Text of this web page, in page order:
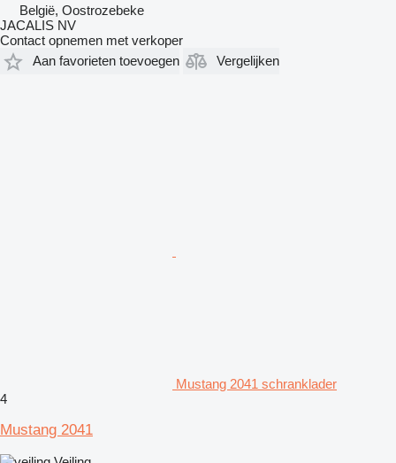
België, Oostrozebeke
JACALIS NV
Contact opnemen met verkoper
Aan favorieten toevoegen
Vergelijken
Mustang 2041 schranklader
4
Mustang 2041